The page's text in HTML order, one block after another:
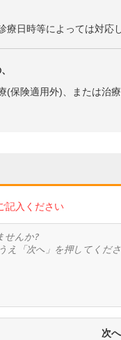
療日時等によっては対応
(保険適用外)、または治
記入ください